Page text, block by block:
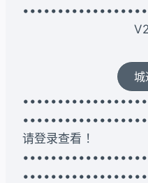
城
请登录查看 ！